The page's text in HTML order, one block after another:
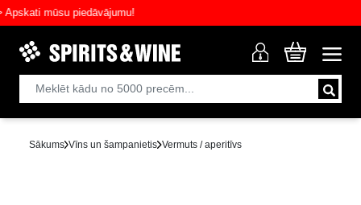
mūsu piedāvājumu!
Sākums Vīns un šampanietis Vermuts / aperitīvs